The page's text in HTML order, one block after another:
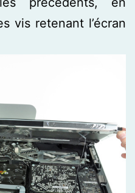
vis retenant l’écran